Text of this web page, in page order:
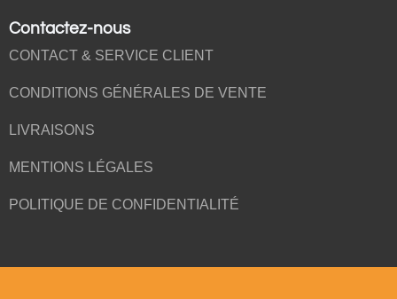
Contactez-nous
CONTACT & SERVICE CLIENT
CONDITIONS GÉNÉRALES DE VENTE
LIVRAISONS
MENTIONS LÉGALES
POLITIQUE DE CONFIDENTIALITÉ